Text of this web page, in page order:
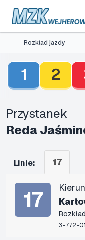
Rozkład jazdy
1 2
Przystanek
Reda
Linie: 17
17
3-772-01